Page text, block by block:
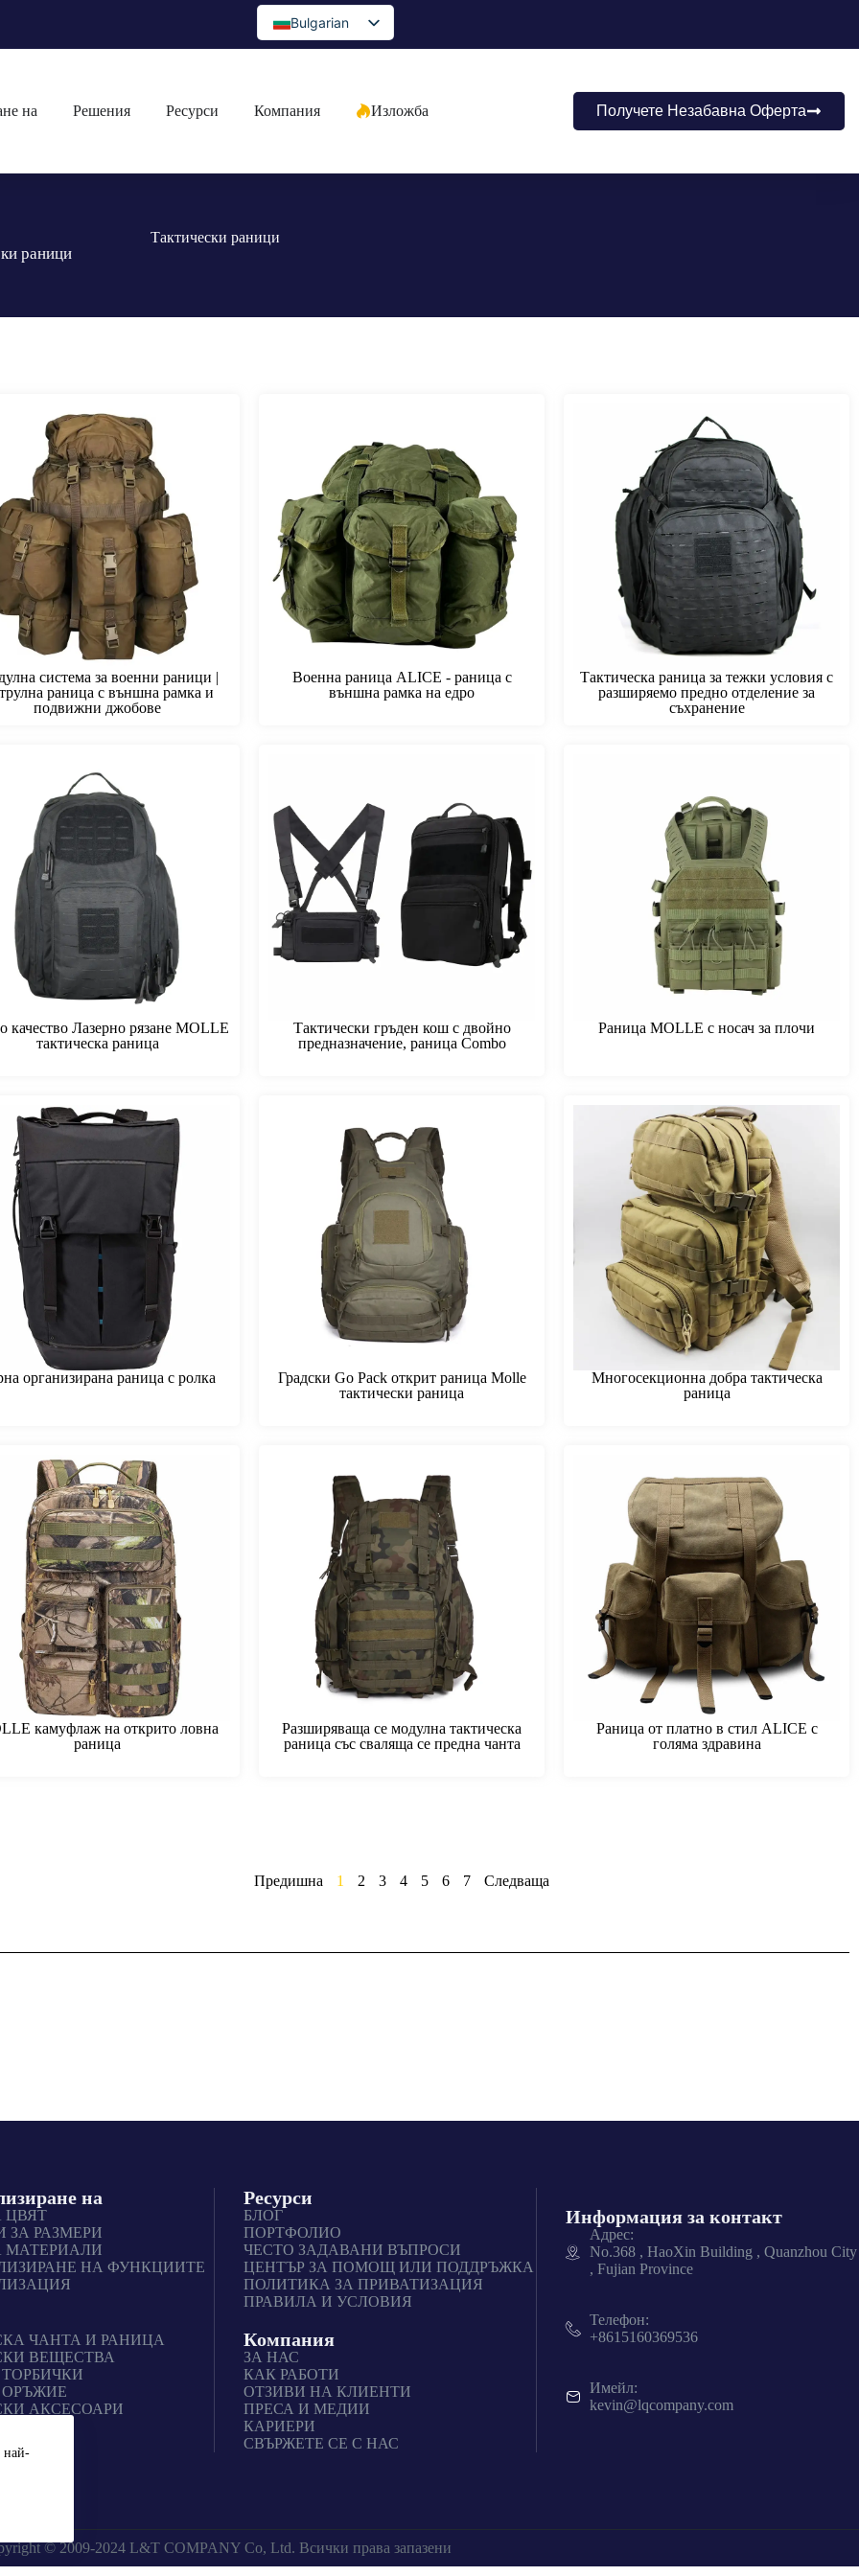
най-
Bulgarian
English
Portuguese
Korean
Swedish
Indonesian
Italian
Lithuanian
Turkish
на Решения Ресурси Компания Изложба Получете Незабавна Оферта
Тактически раници
раници
система за военни раници |
раница с външна рамка и
подвижни джобове
Военна раница ALICE - раница с
външна рамка на едро
Тактическа раница за тежки условия с
разширяемо предно отделение за
съхранение
качество Лазерно рязане MOLLE
тактическа раница
Тактически гръден кош с двойно
предназначение, раница Combo
Раница MOLLE с носач за плочи
организирана раница с ролка
Градски Go Pack открит раница Molle
тактически раница
Многосекционна добра тактическа
раница
камуфлаж на открито ловна
раница
Разширяваща се модулна тактическа
раница със сваляща се предна чанта
Раница от платно в стил ALICE с
голяма здравина
Предишна 1 2 3 4 5 6 7 Следваща
на
ЦВЯТ
ЗА РАЗМЕРИ
МАТЕРИАЛИ
НА ФУНКЦИИТЕ
ЧАНТА И РАНИЦА
ВЕЩЕСТВА
ОРЪЖИЕ
АКСЕСОАРИ
Ресурси
БЛОГ
ПОРТФОЛИО
ЧЕСТО ЗАДАВАНИ ВЪПРОСИ
ЦЕНТЪР ЗА ПОМОЩ ИЛИ ПОДДРЪЖКА
ПОЛИТИКА ЗА ПРИВАТИЗАЦИЯ
ПРАВИЛА И УСЛОВИЯ
Компания
ЗА НАС
КАК РАБОТИ
ОТЗИВИ НА КЛИЕНТИ
ПРЕСА И МЕДИИ
КАРИЕРИ
СВЪРЖЕТЕ СЕ С НАС
Информация за контакт
Адрес:
No.368 , HaoXin Building , Quanzhou City
, Fujian Province
Телефон:
+8615160369536
Имейл:
kevin@lqcompany.com
© 2009-2024 L&T COMPANY Co, Ltd. Всички права запазени